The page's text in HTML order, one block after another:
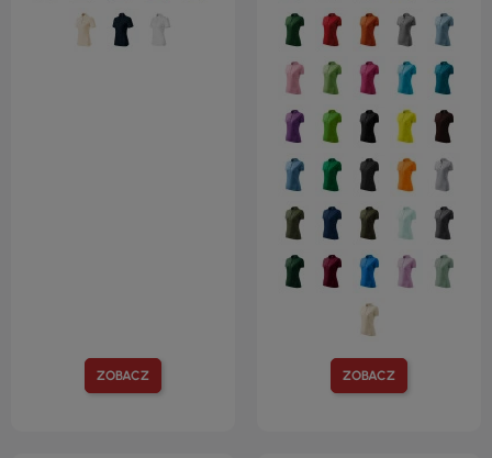
ZOBACZ ZOBACZ